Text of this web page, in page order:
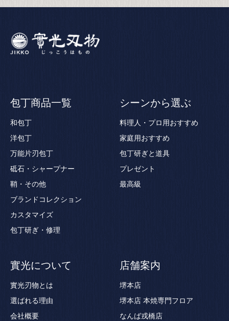
包丁商品一覧
和包丁
洋包丁
万能片刃包丁
砥石・シャープナー
鞘・その他
ブランドコレクション
カスタマイズ
包丁研ぎ・修理
シーンから選ぶ
料理人・プロ用おすすめ
家庭用おすすめ
包丁研ぎと道具
プレゼント
最高級
實光について
實光刃物とは
選ばれる理由
会社概要
店舗案内
堺本店
堺本店 本焼専門フロア
なんば戎橋店